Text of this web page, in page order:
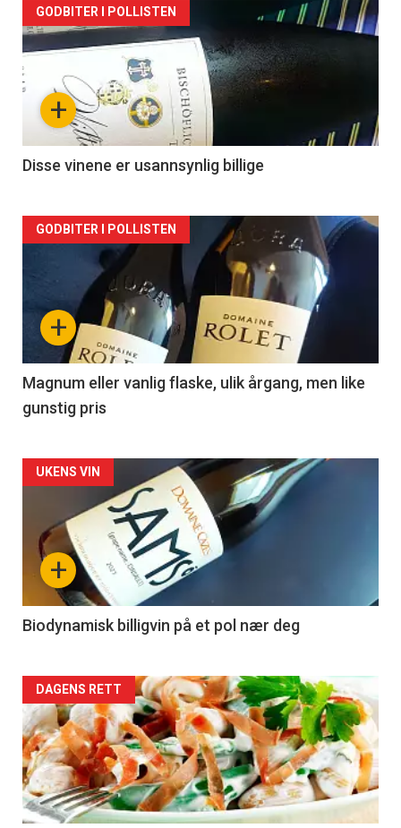
Forsiden
akkurat
nå
2
+
GODBITER I POLLISTEN
Disse vinene er usannsynlig billige
Forsiden
akkurat
nå
3
+
GODBITER I POLLISTEN
Magnum eller vanlig flaske, ulik årgang, men like
gunstig pris
Forsiden
akkurat
nå
4
+
UKENS VIN
Biodynamisk billigvin på et pol nær deg
Forsiden
akkurat
nå
-
DAGENS RETT